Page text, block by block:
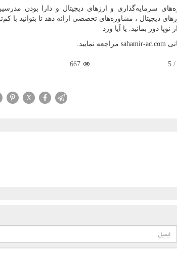
دوره‌های سرمایه‌گذاری و ارزهای دیجیتال و دارا بودن
دیجیتال ، مشاوره‌های تخصصی ارائه دهد تا بتوانید با
دور بمانید. یا آیا ورد
sahamir-ac.com مراجعه نمایید.
/
5
667
X